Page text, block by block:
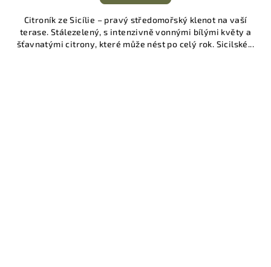
Citroník ze Sicílie – pravý středomořský klenot na vaší
terase. Stálezelený, s intenzivně vonnými bílými květy a
šťavnatými citrony, které může nést po celý rok. Sicilské...